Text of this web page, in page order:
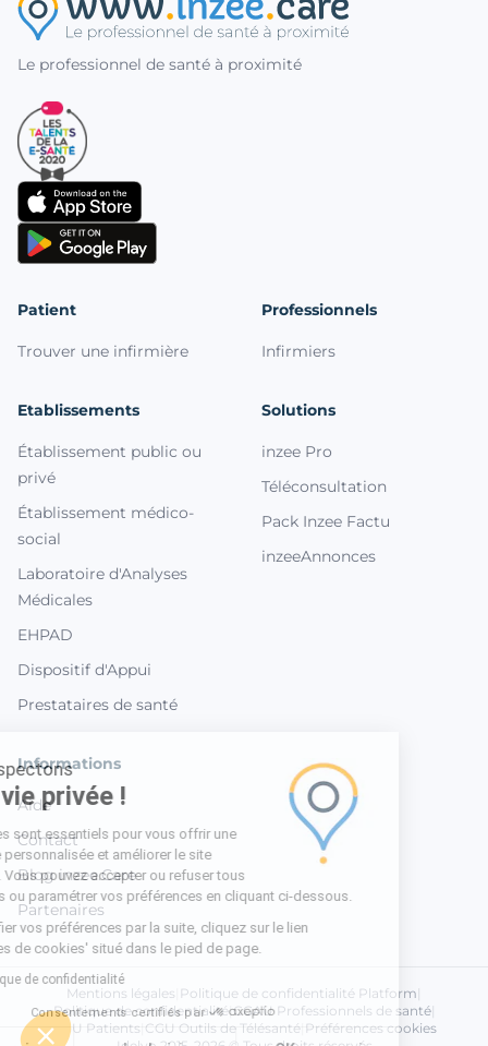
Nous respectons
votre vie privée !
Les cookies sont essentiels pour vous offrir une
expérience personnalisée et améliorer le site
Inzee.Care. Vous pouvez accepter ou refuser tous
les cookies ou paramétrer vos préférences en cliquant ci-dessous.
Pour modifier vos préférences par la suite, cliquez sur le lien
'Préférences de cookies' situé dans le pied de page.
Lire la politique de confidentialité
Consentements certifiés par
Le professionnel de santé à proximité
Patient
Trouver une infirmière
Professionnels
Infirmiers
Etablissements
Établissement public ou
privé
Établissement médico-
social
Laboratoire d'Analyses
Médicales
EHPAD
Dispositif d'Appui
Prestataires de santé
Solutions
inzee Pro
Téléconsultation
Pack Inzee Factu
inzeeAnnonces
Informations
Aide
Contact
Blog inzee.Care
Partenaires
Mentions légales Politique de confidentialité Platform|
Politique de confidentialité|CGAU Professionnels de santé|
CGU Patients CGU Outils de Télésanté| Préférences cookies